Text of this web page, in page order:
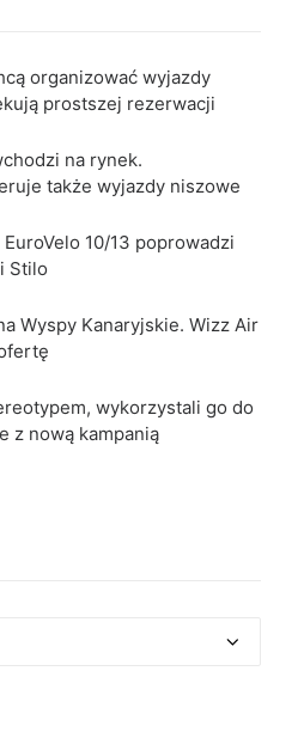
organizować wyjazdy
prostszej rezerwacji
na rynek.
także wyjazdy niszowe
10/13 poprowadzi
Stilo
Wyspy Kanaryjskie. Wizz Air
wykorzystali go do
z nową kampanią